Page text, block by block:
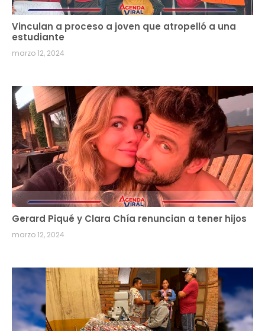
Vinculan a proceso a joven que atropelló a una
estudiante
marzo 12, 2024
Gerard Piqué y Clara Chía renuncian a tener hijos
marzo 12, 2024